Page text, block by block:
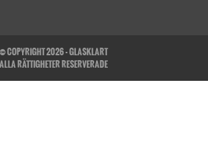
© COPYRIGHT 2026 - GLASKLART
ALLA RÄTTIGHETER RESERVERADE